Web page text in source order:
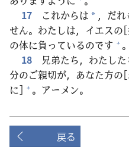
17
これからは * ，だ
せん。わたしは，イエスの[
の体に負っているのです + 。
18
兄弟たち，わたし
分のご親切が，あなた方の[
に] + 。アーメン。
戻る